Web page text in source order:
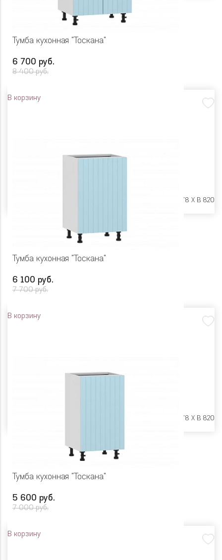
Тумба кухонная "Тоскана"
6 700 руб.
8 400 руб.
В корзину
Ш 600 X Г 478 X В 820
Тумба кухонная "Тоскана"
6 100 руб.
7 700 руб.
В корзину
Ш 500 X Г 478 X В 820
Тумба кухонная "Тоскана"
5 600 руб.
7 000 руб.
В корзину